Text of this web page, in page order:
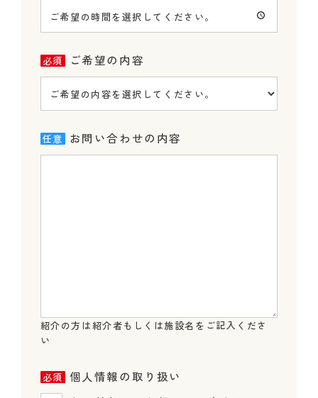
ご希望の時間を選択してください。
ご希望の内容
ご希望の内容を選択してください。
お問い合わせの内容
紹介の方は紹介者もしくは施設名をご記入くださ
い
個人情報の取り扱い